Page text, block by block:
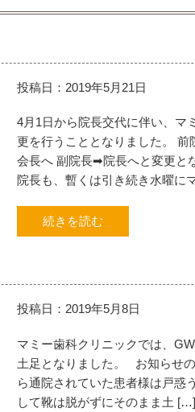
投稿日：2019年5月21日
4月1日から院長交代に伴い、マ
更を行うこととなりました。
会長へ 副院長➡院長へと変更と
院長も、暫くは引き続き水曜に
続きを読む
投稿日：2019年5月8日
マミー歯科クリニックでは、
土足となりました。 お知らせ
ら通院されていた患者様は戸惑
して靴は脱がずにそのまま土 […]